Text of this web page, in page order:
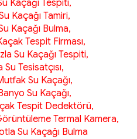
Kaçağı Tespiti,
Kaçağı Tamiri,
Kaçağı Bulma,
Tespit Firması,
Su Kaçağı Tespiti,
Tesisatçısı,
Su Kaçağı,
Su Kaçağı,
Tespit Dedektörü,
Termal Kamera,
Su Kaçağı Bulma